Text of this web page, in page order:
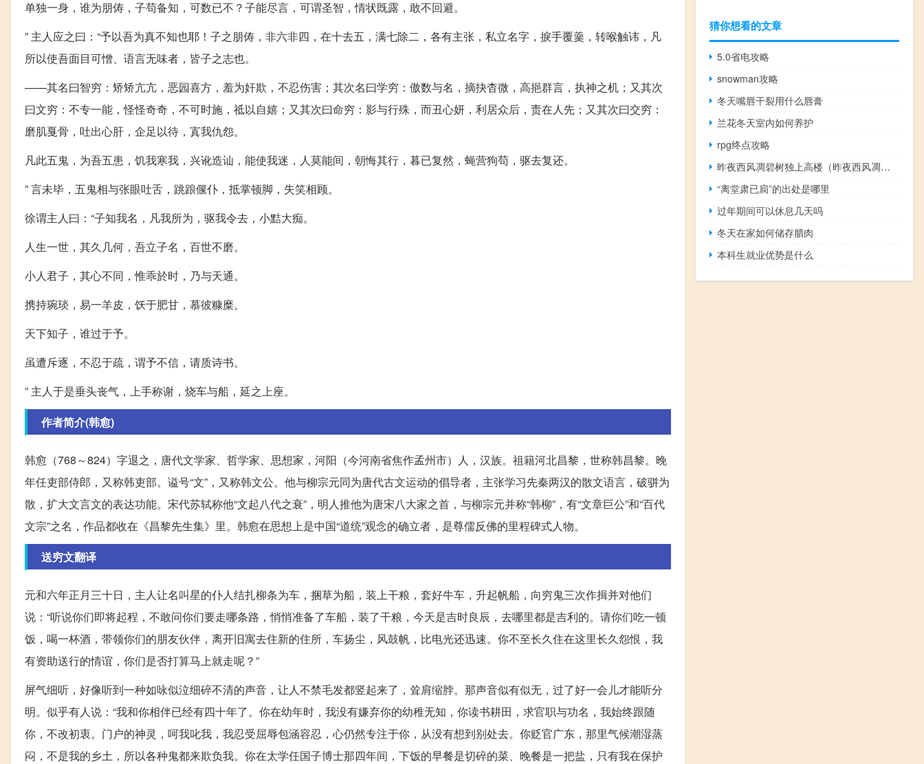
单独一身，谁为朋俦，子苟备知，可数已不？子能尽言，可谓圣智，情状既露，敢不回避。
” 主人应之曰：“予以吾为真不知也耶！子之朋俦，非六非四，在十去五，满七除二，各有主张，私立名字，捩手覆羹，转喉触讳，凡
所以使吾面目可憎、语言无味者，皆子之志也。
——其名曰智穷：矫矫亢亢，恶园喜方，羞为奸欺，不忍伤害；其次名曰学穷：傲数与名，摘抉杳微，高挹群言，执神之机；又其次
曰文穷：不专一能，怪怪奇奇，不可时施，祗以自嬉；又其次曰命穷：影与行殊，而丑心妍，利居众后，责在人先；又其次曰交穷：
磨肌戛骨，吐出心肝，企足以待，寘我仇怨。
凡此五鬼，为吾五患，饥我寒我，兴讹造讪，能使我迷，人莫能间，朝悔其行，暮已复然，蝇营狗苟，驱去复还。
” 言未毕，五鬼相与张眼吐舌，跳踉偃仆，抵掌顿脚，失笑相顾。
徐谓主人曰：“子知我名，凡我所为，驱我令去，小黠大痴。
人生一世，其久几何，吾立子名，百世不磨。
小人君子，其心不同，惟乖於时，乃与天通。
携持琬琰，易一羊皮，饫于肥甘，慕彼糠糜。
天下知子，谁过于予。
虽遭斥逐，不忍于疏，谓予不信，请质诗书。
” 主人于是垂头丧气，上手称谢，烧车与船，延之上座。
作者简介(韩愈)
韩愈（768～824）字退之，唐代文学家、哲学家、思想家，河阳（今河南省焦作孟州市）人，汉族。祖籍河北昌黎，世称韩昌黎。晚
年任吏部侍郎，又称韩吏部。谥号“文”，又称韩文公。他与柳宗元同为唐代古文运动的倡导者，主张学习先秦两汉的散文语言，破骈为
散，扩大文言文的表达功能。宋代苏轼称他“文起八代之衰”，明人推他为唐宋八大家之首，与柳宗元并称“韩柳”，有“文章巨公”和“百代
文宗”之名，作品都收在《昌黎先生集》里。韩愈在思想上是中国“道统”观念的确立者，是尊儒反佛的里程碑式人物。
送穷文翻译
元和六年正月三十日，主人让名叫星的仆人结扎柳条为车，捆草为船，装上干粮，套好牛车，升起帆船，向穷鬼三次作揖并对他们
说：“听说你们即将起程，不敢问你们要走哪条路，悄悄准备了车船，装了干粮，今天是吉时良辰，去哪里都是吉利的。请你们吃一顿
饭，喝一杯酒，带领你们的朋友伙伴，离开旧寓去住新的住所，车扬尘，风鼓帆，比电光还迅速。你不至长久住在这里长久怨恨，我
有资助送行的情谊，你们是否打算马上就走呢？”
屏气细听，好像听到一种如咏似泣细碎不清的声音，让人不禁毛发都竖起来了，耸肩缩脖。那声音似有似无，过了好一会儿才能听分
明。似乎有人说：“我和你相伴已经有四十年了。你在幼年时，我没有嫌弃你的幼稚无知，你读书耕田，求官职与功名，我始终跟随
你，不改初衷。门户的神灵，呵我叱我，我忍受屈辱包涵容忍，心仍然专注于你，从没有想到别处去。你贬官广东，那里气候潮湿蒸
闷，不是我的乡土，所以各种鬼都来欺负我。你在太学任国子博士那四年间，下饭的早餐是切碎的菜、晚餐是一把盐，只有我在保护
猜你想看的文章
5.0省电攻略
snowman攻略
冬天嘴唇干裂用什么唇膏
兰花冬天室内如何养护
rpg终点攻略
昨夜西风凋碧树独上高楼（昨夜西风凋碧树 独上高楼望尽天涯路）
“离堂肃已扃”的出处是哪里
过年期间可以休息几天吗
冬天在家如何储存腊肉
本科生就业优势是什么